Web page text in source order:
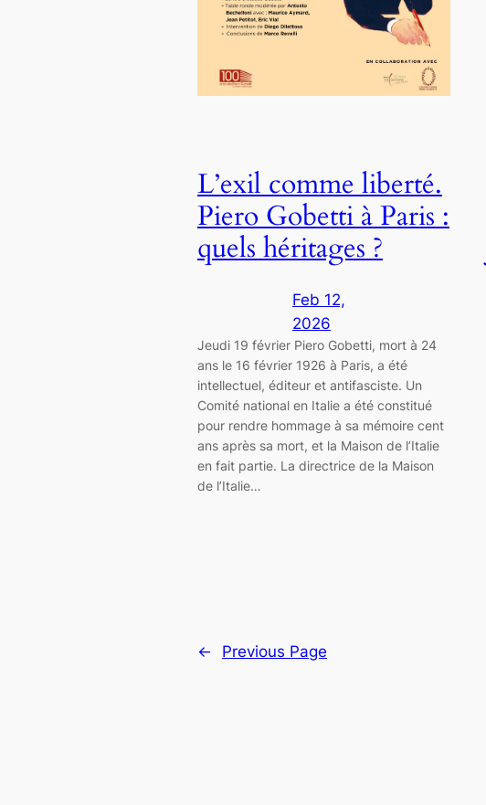
L’exil comme liberté.
Piero Gobetti à Paris :
quels héritages ?
Feb 12,
2026
Jeudi 19 février Piero Gobetti, mort à 24
ans le 16 février 1926 à Paris, a été
intellectuel, éditeur et antifasciste. Un
Comité national en Italie a été constitué
pour rendre hommage à sa mémoire cent
ans après sa mort, et la Maison de l’Italie
en fait partie. La directrice de la Maison
de l’Italie…
← Previous Page